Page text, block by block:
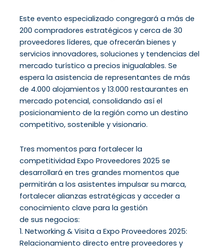
Este evento especializado congregará a más de
200 compradores estratégicos y cerca de 30
proveedores líderes, que ofrecerán bienes y
servicios innovadores, soluciones y tendencias del
mercado turístico a precios inigualables. Se
espera la asistencia de representantes de más
de 4.000 alojamientos y 13.000 restaurantes en
mercado potencial, consolidando así el
posicionamiento de la región como un destino
competitivo, sostenible y visionario.
Tres momentos para fortalecer la
competitividad Expo Proveedores 2025 se
desarrollará en tres grandes momentos que
permitirán a los asistentes impulsar su marca,
fortalecer alianzas estratégicas y acceder a
conocimiento clave para la gestión
de sus negocios:
1. Networking & Visita a Expo Proveedores 2025:
Relacionamiento directo entre proveedores y